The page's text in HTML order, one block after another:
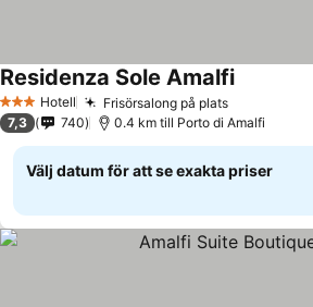
3 StjärnorHotell Frisörsalong på plats
Residenza Sole Amalfi
7,3 740 0.4 km till Porto di Amalfi
Välj datum för att se exakta priser